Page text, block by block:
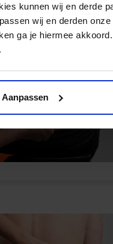
kunnen wij en derde
wij en derden
ga je hiermee
.
Aanpassen